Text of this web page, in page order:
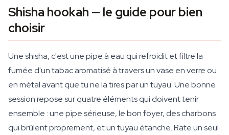
Shisha hookah — le guide pour bien
choisir
Une shisha, c'est une pipe à eau qui refroidit et filtre la
fumée d'un tabac aromatisé à travers un vase en verre ou
en métal avant que tu ne la tires par un tuyau. Une bonne
session repose sur quatre éléments qui doivent tenir
ensemble : une pipe sérieuse, le bon foyer, des charbons
qui brûlent proprement, et un tuyau étanche. Rate un seul